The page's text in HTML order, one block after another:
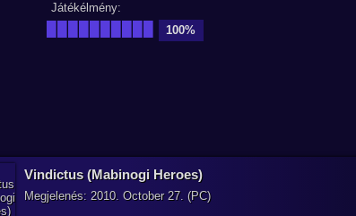
Játékélmény:
100%
Vindictus (Mabinogi Heroes)
Megjelenés: 2010. October 27. (PC)